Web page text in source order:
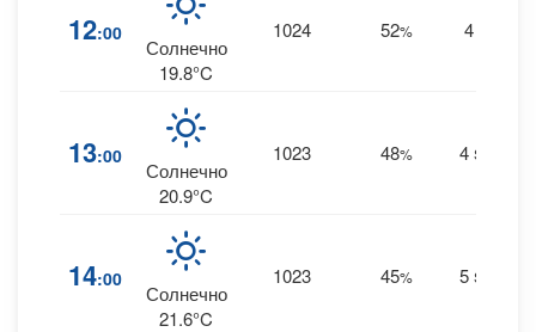
12:00
Солнечно
19.8°C
1024 52% 4
13:00
Солнечно
20.9°C
1023 48% 4 SSW
14:00
Солнечно
21.6°C
1023 45% 5 SSW